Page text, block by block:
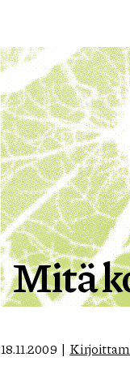
Mitä
18.11.2009